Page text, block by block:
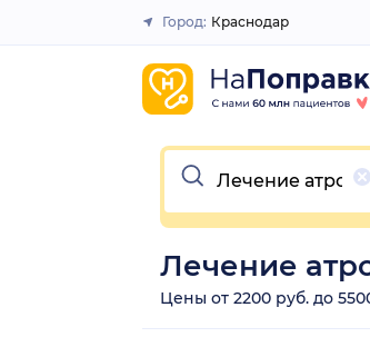
Закрыть
Город: Краснодар
Очистить
Лечение
Цены от 2200 руб. до